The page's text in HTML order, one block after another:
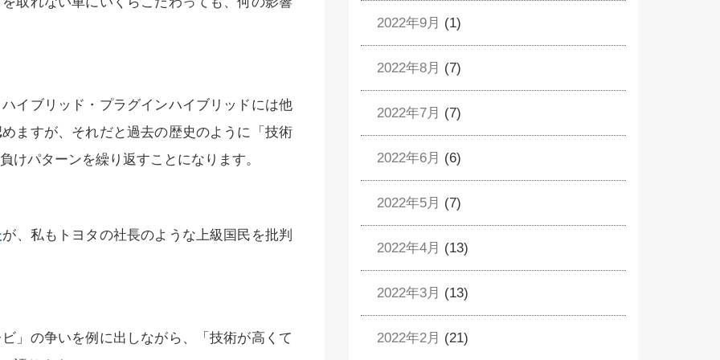
イブリッド・プラグインハイブリッドには他
ますが、それだと過去の歴史のように「技術
けパターンを繰り返すことになります。
が、私もトヨタの社長のような上級国民を批判
」の争いを例に出しながら、「技術が高くて
2022年9月 (1)
2022年8月 (7)
2022年7月 (7)
2022年6月 (6)
2022年5月 (7)
2022年4月 (13)
2022年3月 (13)
2022年2月 (21)